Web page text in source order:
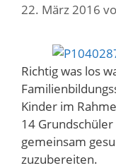
22. März 2016
Richtig was los
Kinder im
14
gemeinsam
zuzubereiten.